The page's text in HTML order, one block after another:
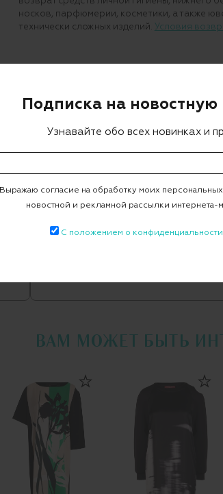
носков, парфюмерии, косметики, а также
технически сложных изделий. Условия
Платье
ВАМ МОЖЕТ БЫТЬ
Подписка на новостную
Узнавайте обо всех новинках и
Выражаю согласие на обработку моих
новостной и рекламной рассылки
С положением о